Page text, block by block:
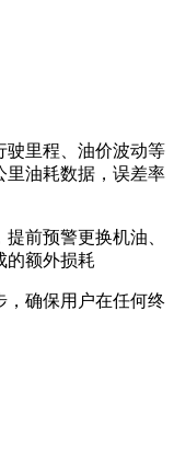
驶里程、油价波动等
里油耗数据，误差率
前预警更换机油、
的额外损耗
，确保用户在任何终